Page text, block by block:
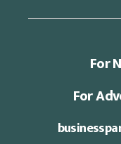
For
For